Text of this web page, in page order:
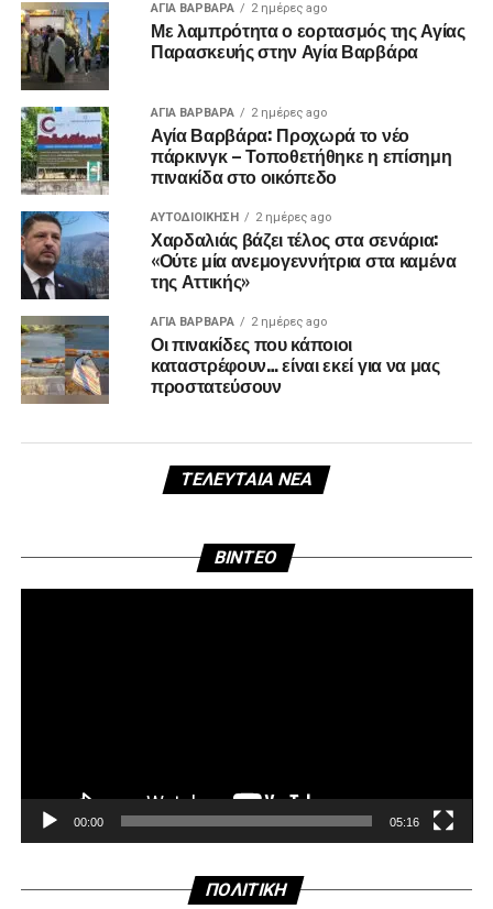
ΑΓΙΑ ΒΑΡΒΑΡΑ 2 ημέρες ago
Με λαμπρότητα ο εορτασμός της Αγίας
Παρασκευής στην Αγία Βαρβάρα
ΑΓΙΑ ΒΑΡΒΑΡΑ 2 ημέρες ago
Αγία Βαρβάρα: Προχωρά το νέο
πάρκινγκ – Τοποθετήθηκε η επίσημη
πινακίδα στο οικόπεδο
ΑΥΤΟΔΙΟΊΚΗΣΗ 2 ημέρες ago
Χαρδαλιάς βάζει τέλος στα σενάρια:
«Ούτε μία ανεμογεννήτρια στα καμένα
της Αττικής»
ΑΓΙΑ ΒΑΡΒΑΡΑ 2 ημέρες ago
Οι πινακίδες που κάποιοι
καταστρέφουν… είναι εκεί για να μας
προστατεύσουν
ΤΕΛΕΥΤΑΊΑ ΝΈΑ
BINTEO
00:00 05:16
ΠΟΛΙΤΙΚΗ